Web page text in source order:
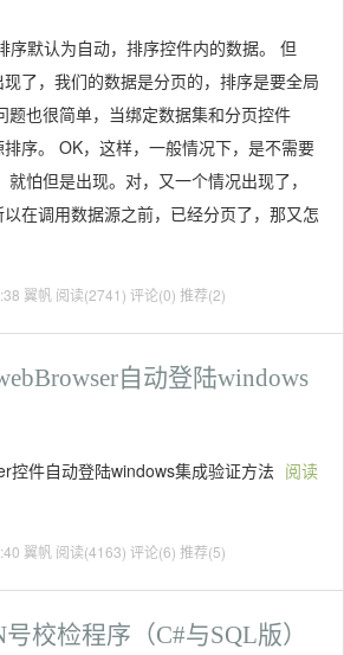
序默认为自动，排序控件内的数据。 但
了，我们的数据是分页的，排序是要全局
题也很简单，当绑定数据集和分页控件
序。 OK，这样，一般情况下，是不需要
怕但是出现。对，又一个情况出现了，
在调用数据源之前，已经分页了，那又怎
翼帆 阅读(2741) 评论(0) 推荐(2)
自动登陆windows
控件自动登陆windows集成验证方法 阅读
翼帆 阅读(4163) 评论(6) 推荐(5)
号校检程序（C#与SQL版）